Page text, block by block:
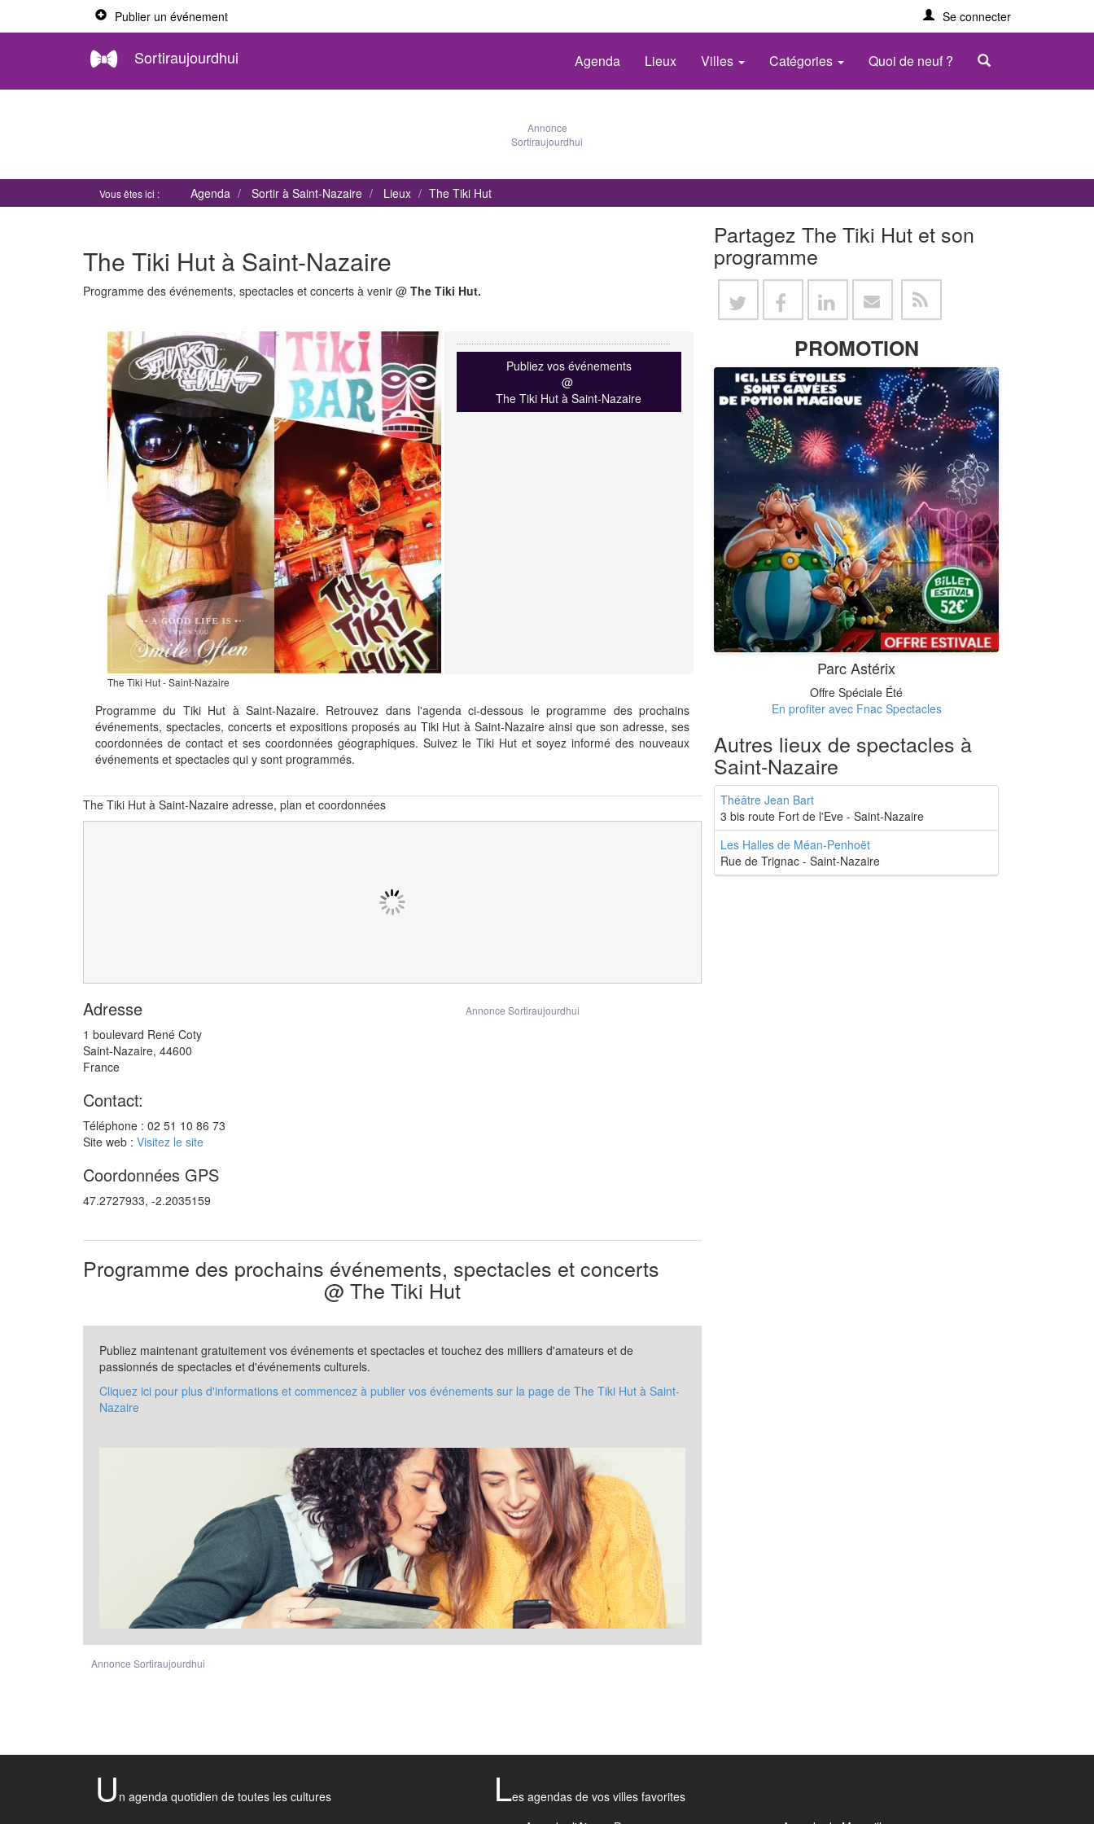
Publier un événement Se connecter
Sortiraujourdhui Agenda Lieux Villes Catégories Quoi de neuf ?
Annonce
Sortiraujourdhui
Vous êtes ici : Agenda Sortir à Saint-Nazaire Lieux The Tiki Hut
The Tiki Hut à Saint-Nazaire
Programme des événements, spectacles et concerts à venir @ The Tiki Hut.
The Tiki Hut - Saint-Nazaire
Publiez vos événements
@
The Tiki Hut à Saint-Nazaire
Programme du Tiki Hut à Saint-Nazaire. Retrouvez dans l'agenda ci-dessous le programme des prochains
événements, spectacles, concerts et expositions proposés au Tiki Hut à Saint-Nazaire ainsi que son adresse, ses
coordonnées de contact et ses coordonnées géographiques. Suivez le Tiki Hut et soyez informé des nouveaux
événements et spectacles qui y sont programmés.
The Tiki Hut à Saint-Nazaire adresse, plan et coordonnées
Annonce Sortiraujourdhui
Adresse
1 boulevard René Coty
Saint-Nazaire, 44600
France
Contact:
Téléphone : 02 51 10 86 73
Site web : Visitez le site
Coordonnées GPS
47.2727933, -2.2035159
Programme des prochains événements, spectacles et concerts
@ The Tiki Hut
Publiez maintenant gratuitement vos événements et spectacles et touchez des milliers d'amateurs et de
passionnés de spectacles et d'événements culturels.
Cliquez ici pour plus d'informations et commencez à publier vos événements sur la page de The Tiki Hut à Saint-
Nazaire
Annonce Sortiraujourdhui
Partagez The Tiki Hut et son
programme
PROMOTION
Parc Astérix
Offre Spéciale Été
En profiter avec Fnac Spectacles
Autres lieux de spectacles à
Saint-Nazaire
Théâtre Jean Bart
3 bis route Fort de l'Eve - Saint-Nazaire
Les Halles de Méan-Penhoët
Rue de Trignac - Saint-Nazaire
U n agenda quotidien de toutes les cultures Les agendas de vos villes favorites